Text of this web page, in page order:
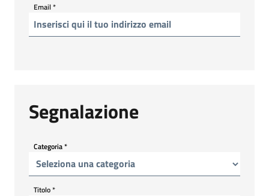
Email*
Segnalazione
Categoria*
Titolo*